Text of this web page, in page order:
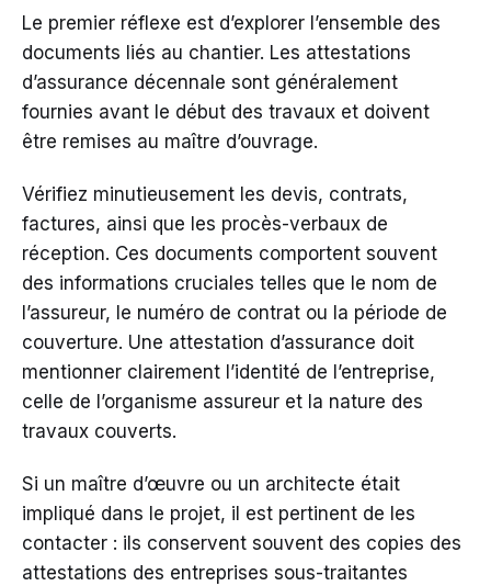
Le premier réflexe est d’explorer l’ensemble des
documents liés au chantier. Les attestations
d’assurance décennale sont généralement
fournies avant le début des travaux et doivent
être remises au maître d’ouvrage.
Vérifiez minutieusement les devis, contrats,
factures, ainsi que les procès-verbaux de
réception. Ces documents comportent souvent
des informations cruciales telles que le nom de
l’assureur, le numéro de contrat ou la période de
couverture. Une attestation d’assurance doit
mentionner clairement l’identité de l’entreprise,
celle de l’organisme assureur et la nature des
travaux couverts.
Si un maître d’œuvre ou un architecte était
impliqué dans le projet, il est pertinent de les
contacter : ils conservent souvent des copies des
attestations des entreprises sous-traitantes